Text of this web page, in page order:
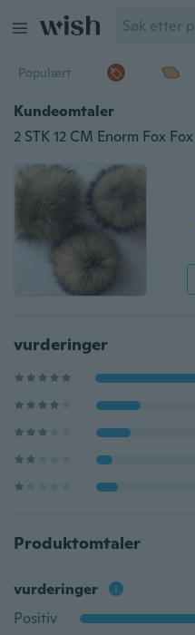
Populært
Kundeomtaler
vurderinger
Produktomtaler
vurderinger
Positiv